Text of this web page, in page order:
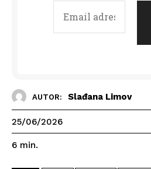
AUTOR: Slađana Limov
25/06/2026
6 min.